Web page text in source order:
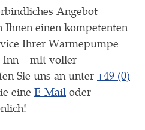
Angebot
Ihnen einen kompetenten
Ihrer Wärmepumpe
– mit voller
Sie uns an unter +49 (0)
eine E-Mail oder